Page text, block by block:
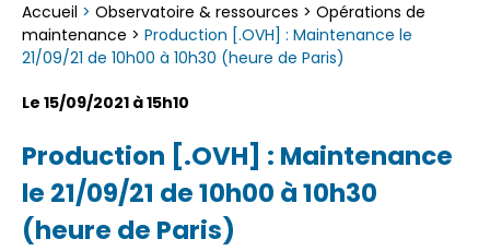
Accueil > Observatoire & ressources > Opérations de
maintenance > Production [.OVH] : Maintenance le
21/09/21 de 10h00 à 10h30 (heure de Paris)
Le 15/09/2021 à 15h10
Production [.OVH] : Maintenance
le 21/09/21 de 10h00 à 10h30
(heure de Paris)